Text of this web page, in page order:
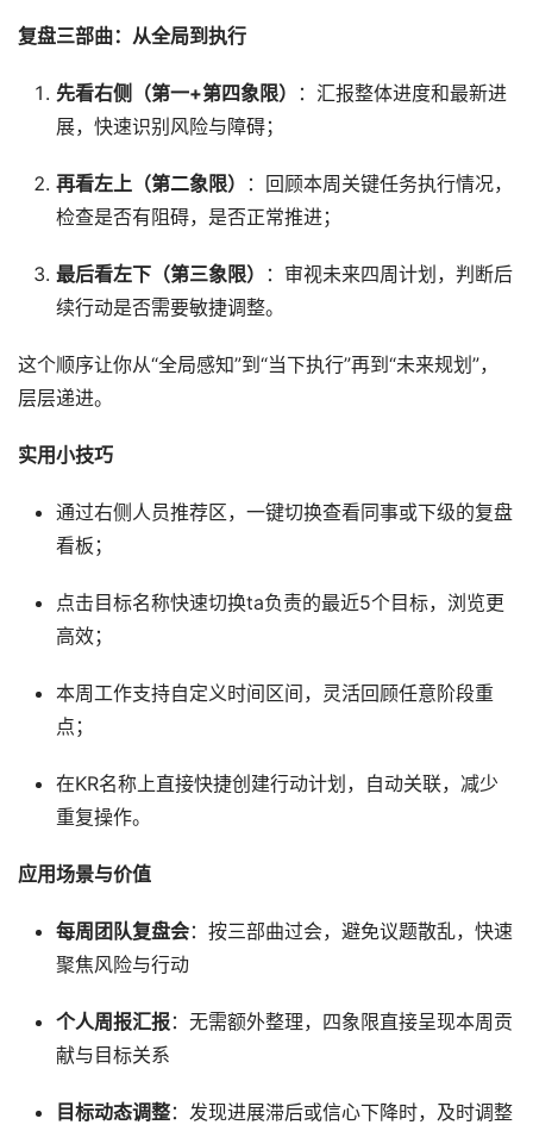
复盘三部曲：从全局到执行
先看右侧（第一+第四象限）
：汇报整体进度和最新进
展，快速识别风险与障碍；
再看左上（第二象限）
：回顾本周关键任务执行情况，
检查是否有阻碍，是否正常推进；
最后看左下（第三象限）
：审视未来四周计划，判断后
续行动是否需要敏捷调整。
这个顺序让你从“全局感知”到“当下执行”再到“未来规划”，
层层递进。
实用小技巧
通过右侧人员推荐区，一键切换查看同事或下级的复盘
看板；
点击目标名称快速切换ta负责的最近5个目标，浏览更
高效；
本周工作支持自定义时间区间，灵活回顾任意阶段重
点；
在KR名称上直接快捷创建行动计划，自动关联，减少
重复操作。
应用场景与价值
每周团队复盘会：按三部曲过会，避免议题散乱，快速
聚焦风险与行动
个人周报汇报：无需额外整理，四象限直接呈现本周贡
献与目标关系
目标动态调整：发现进展滞后或信心下降时，及时调整